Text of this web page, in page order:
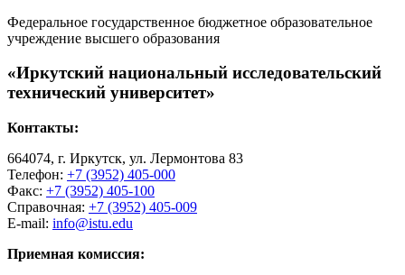
Федеральное государственное бюджетное образовательное
учреждение высшего образования
«Иркутский национальный исследовательский
технический университет»
Контакты:
664074, г. Иркутск, ул. Лермонтова 83
Телефон: +7 (3952) 405-000
Факс: +7 (3952) 405-100
Справочная: +7 (3952) 405-009
E-mail: info@istu.edu
Приемная комиссия: